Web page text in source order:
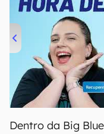
00:00 04:52
Dentro da Big